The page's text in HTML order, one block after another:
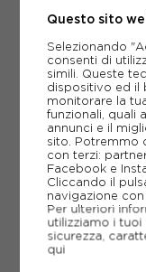
18,66 €
*PREZZI INCLUSA IVA
SPEDIZIONE
*CONSEGNA
ORA E 38 MIN.
GUIDA TAGLIE
Seleziona una
M L XL
Attenzione: ultimi
Questo sito
Selezionando
consenti di
simili. Queste
dispositivo ed il
monitorare la
funzionali, quali
annunci e il
sito. Potremmo
con terzi:
Facebook e
Cliccando il
navigazione
Per ulteriori
utilizziamo i
sicurezza,
qui